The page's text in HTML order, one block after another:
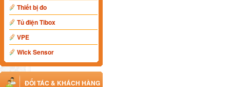
Thiết bị đo
Tủ điện Tibox
VPE
Wick Sensor
ĐỐI TÁC & KHÁCH HÀNG